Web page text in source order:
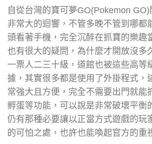
自從台灣的寶可夢GO(Pokemon
非常大的迴響，不管多晚不管到哪都
頭看著手機，完全沉醉在抓寶的樂趣
也有很大的疑問，為什麼才開放沒多
一票人二三十級，道館也被這些高等
據，其實很多都是使用了外掛程式，
常強大且方便，完全不需要出門就能
孵蛋等功能，可以說是非常破壞平衡
仍有那種必要讓以正當方式遊戲的玩
的可怕之處，也許也能喚起官方的重